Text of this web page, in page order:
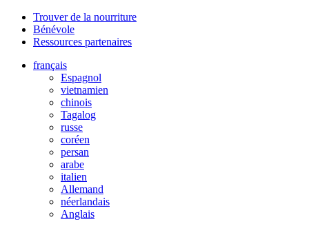
Trouver de la nourriture
Bénévole
Ressources partenaires
français
Espagnol
vietnamien
chinois
Tagalog
russe
coréen
persan
arabe
italien
Allemand
néerlandais
Anglais